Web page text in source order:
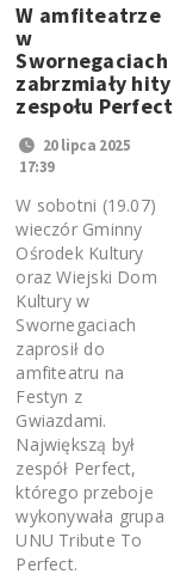
W amfiteatrze
w
Swornegaciach
zabrzmiały hity
zespołu Perfect
20 lipca 2025
17:39
W sobotni (19.07)
wieczór Gminny
Ośrodek Kultury
oraz Wiejski Dom
Kultury w
Swornegaciach
zaprosił do
amfiteatru na
Festyn z
Gwiazdami.
Największą był
zespół Perfect,
którego przeboje
wykonywała grupa
UNU Tribute To
Perfect.